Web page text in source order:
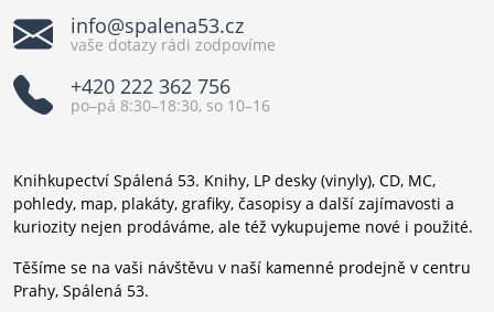
info@spalena53.cz
vaše dotazy rádi zodpovíme
+420 222 362 756
po–pá 8:30–18:30, so 10–16
Knihkupectví Spálená 53. Knihy, LP desky (vinyly), CD, MC,
pohledy, map, plakáty, grafiky, časopisy a další zajímavosti a
kuriozity nejen prodáváme, ale též vykupujeme nové i použité.
Těšíme se na vaši návštěvu v naší kamenné prodejně v centru
Prahy, Spálená 53.